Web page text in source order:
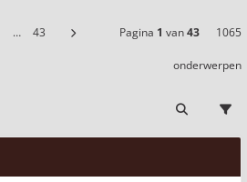
… 43 Pagina 1 van43 1065
onderwerpen